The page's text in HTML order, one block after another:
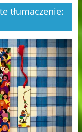
tłumaczenie: